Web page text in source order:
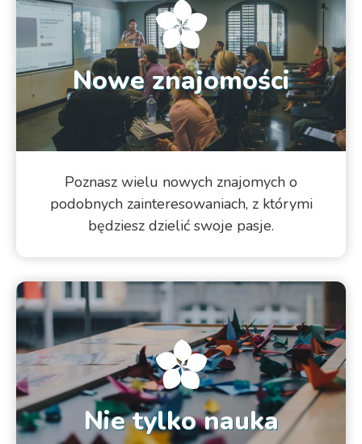
Nowe znajomości
Poznasz wielu nowych znajomych o
podobnych zainteresowaniach, z którymi
będziesz dzielić swoje pasje.
Nie tylko nauka